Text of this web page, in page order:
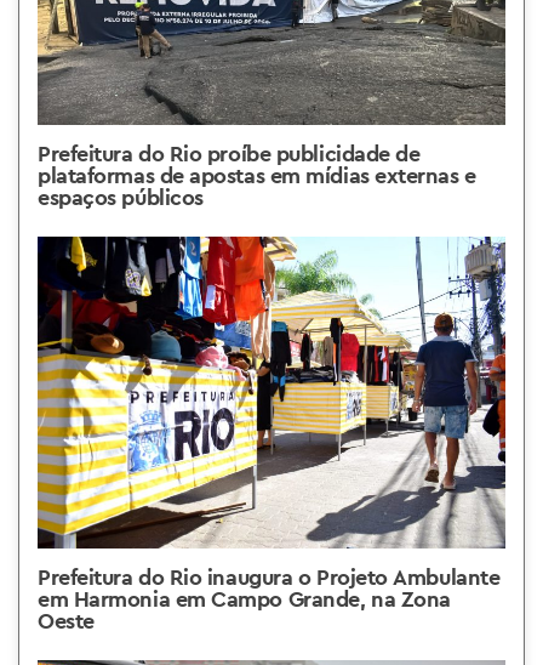
Prefeitura do Rio proíbe publicidade de
plataformas de apostas em mídias externas e
espaços públicos
Prefeitura do Rio inaugura o Projeto Ambulante
em Harmonia em Campo Grande, na Zona
Oeste